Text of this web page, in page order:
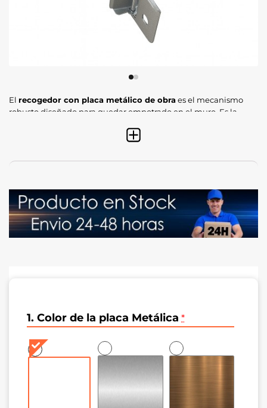
El recogedor con placa metálico de obraes el mecanismo
robusto diseñado para quedar empotrado en el muro. Es la
muelle de alta torsión
discreto en la pared.
1. Color de la placa Metálica *